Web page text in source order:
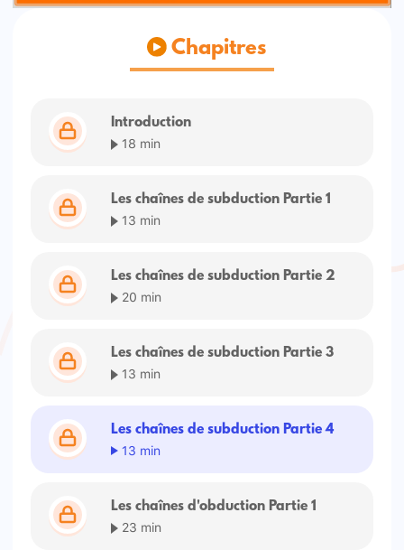
Chapitres
Introduction
18 min
Les chaînes de subduction Partie 1
13 min
Les chaînes de subduction Partie 2
20 min
Les chaînes de subduction Partie 3
13 min
Les chaînes de subduction Partie 4
13 min
Les chaînes d'obduction Partie 1
23 min